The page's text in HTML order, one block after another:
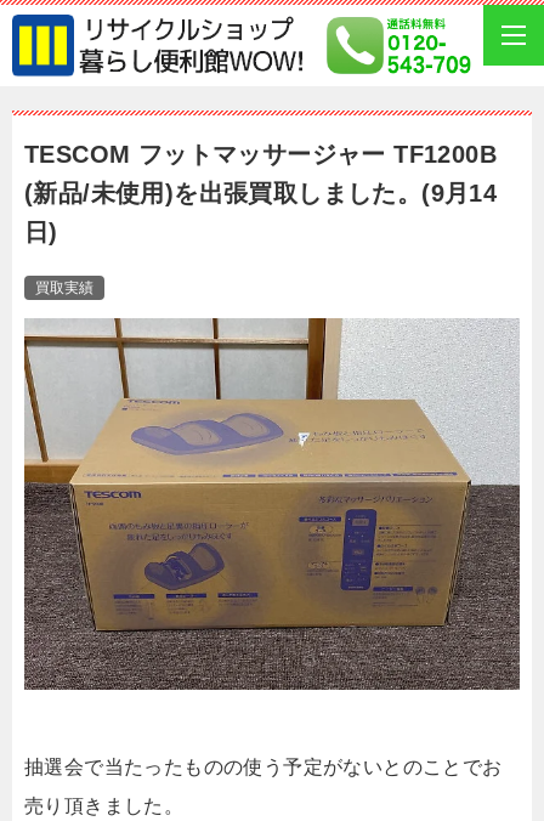
TESCOM フットマッサージャー TF1200B
(新品/未使用)を出張買取しました。(9月14
日)
買取実績
抽選会で当たったものの使う予定がないとのことでお
売り頂きました。